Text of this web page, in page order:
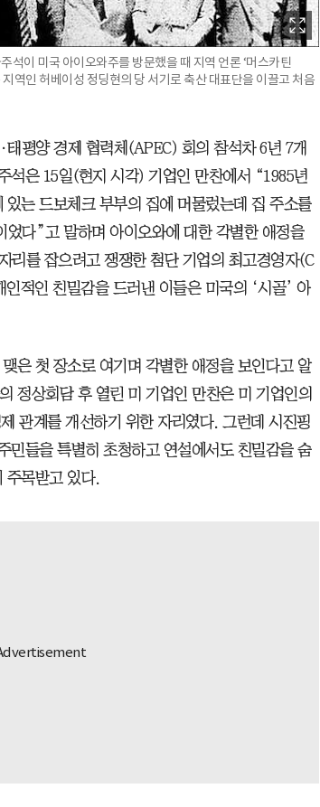
석이 미국 아이오와주를 방문했을 때 지역 언론 ‘머스카틴
역인 허베이성 정딩현의 당 서기로 축산 대표단을 이끌고 처음
평양 경제 협력체(APEC) 회의 참석차 6년 7개
석은 15일(현지 시각) 기업인 만찬에서 “1985년
는 드보체크 부부의 집에 머물렀는데 집 주소를
다”고 말하며 아이오와에 대한 각별한 애정을
리를 잡으려고 쟁쟁한 첨단 기업의 최고경영자(C
적인 친밀감을 드러낸 이들은 미국의 ‘시골’ 아
은 첫 장소로 여기며 각별한 애정을 보인다고 알
정상회담 후 열린 미 기업인 만찬은 미 기업인의
관계를 개선하기 위한 자리였다. 그런데 시진핑
민들을 특별히 초청하고 연설에서도 친밀감을 숨
주목받고 있다.